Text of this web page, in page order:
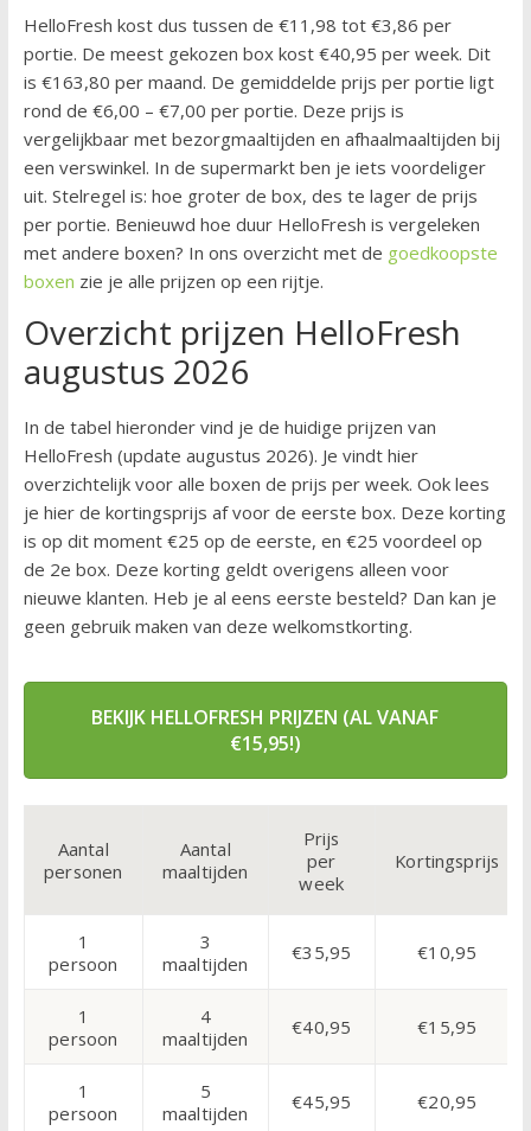
HelloFresh kost dus tussen de €11,98 tot €3,86 per
portie. De meest gekozen box kost €40,95 per week. Dit
is €163,80 per maand. De gemiddelde prijs per portie ligt
rond de €6,00 – €7,00 per portie. Deze prijs is
vergelijkbaar met bezorgmaaltijden en afhaalmaaltijden bij
een verswinkel. In de supermarkt ben je iets voordeliger
uit. Stelregel is: hoe groter de box, des te lager de prijs
per portie. Benieuwd hoe duur HelloFresh is vergeleken
met andere boxen? In ons overzicht met de goedkoopste
boxen zie je alle prijzen op een rijtje.
Overzicht prijzen HelloFresh
augustus 2026
In de tabel hieronder vind je de huidige prijzen van
HelloFresh (update augustus 2026). Je vindt hier
overzichtelijk voor alle boxen de prijs per week. Ook lees
je hier de kortingsprijs af voor de eerste box. Deze korting
is op dit moment €25 op de eerste, en €25 voordeel op
de 2e box. Deze korting geldt overigens alleen voor
nieuwe klanten. Heb je al eens eerste besteld? Dan kan je
geen gebruik maken van deze welkomstkorting.
BEKIJK HELLOFRESH PRIJZEN (AL VANAF
€15,95!)
Aantal
personen
Aantal
maaltijden
Prijs
per
week
Kortingsprijs
1
persoon
3
maaltijden
€35,95 €10,95
1
persoon
4
maaltijden
€40,95 €15,95
1
persoon
5
maaltijden
€45,95 €20,95